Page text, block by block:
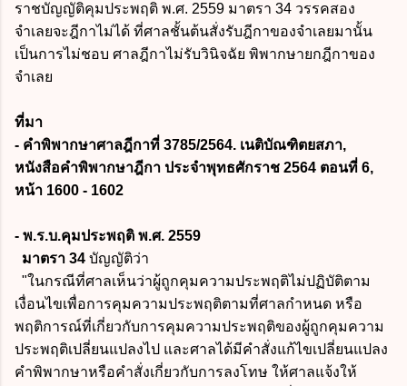
ราชบัญญัติคุมประพฤติ พ.ศ. 2559 มาตรา 34 วรรคสอง
จำเลยจะฎีกาไม่ได้ ที่ศาลชั้นต้นสั่งรับฎีกาของจำเลยมานั้น
เป็นการไม่ชอบ ศาลฎีกาไม่รับวินิจฉัย พิพากษายกฎีกาของ
จำเลย
ที่มา
- คำพิพากษาศาลฎีกาที่ 3785/2564. เนติบัณฑิตยสภา,
หนังสือคำพิพากษาฎีกา ประจำพุทธศักราช 2564 ตอนที่ 6,
หน้า 1600 - 1602
- พ.ร.บ.คุมประพฤติ พ.ศ. 2559
มาตรา 34 บัญญัติว่า
"ในกรณีที่ศาลเห็นว่าผู้ถูกคุมความประพฤติไม่ปฏิบัติตาม
เงื่อนไขเพื่อการคุมความประพฤติตามที่ศาลกำหนด หรือ
พฤติการณ์ที่เกี่ยวกับการคุมความประพฤติของผู้ถูกคุมความ
ประพฤติเปลี่ยนแปลงไป และศาลได้มีคำสั่งแก้ไขเปลี่ยนแปลง
คำพิพากษาหรือคำสั่งเกี่ยวกับการลงโทษ ให้ศาลแจ้งให้